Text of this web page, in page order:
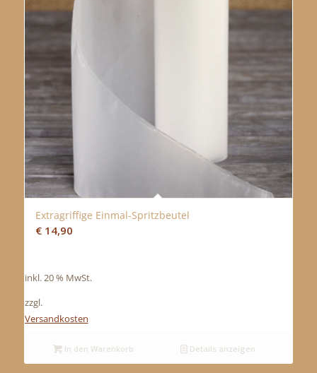
Extragriffige Einmal-Spritzbeutel
€14,90
inkl. 20 % MwSt.
zzgl.
Versandkosten
In den Warenkorb Details anzeigen